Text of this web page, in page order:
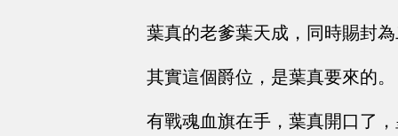
葉真的老爹葉天成，同時賜封
其實這個爵位，是葉真要來的。
有戰魂血旗在手，葉真開口了